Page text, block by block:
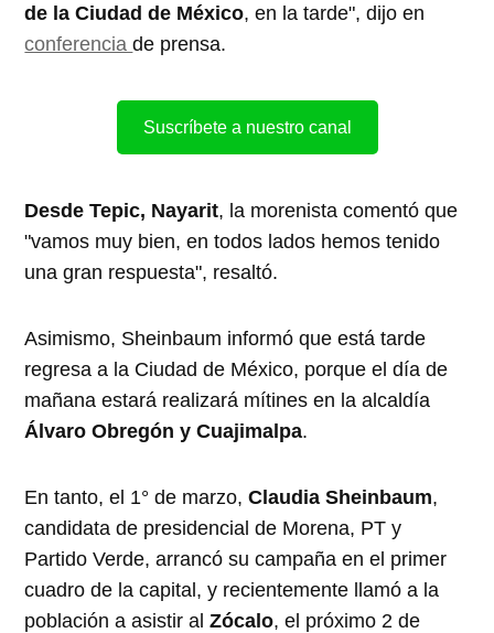
de la Ciudad de México, en la tarde", dijo en
conferenciade prensa.
Suscríbete a nuestro canal
Desde Tepic, Nayarit, la morenista comentó que
"vamos muy bien, en todos lados hemos tenido
una gran respuesta", resaltó.
Asimismo, Sheinbaum informó que está tarde
regresa a la Ciudad de México, porque el día de
mañana estará realizará mítines en la alcaldía
Álvaro Obregón y Cuajimalpa.
En tanto, el 1° de marzo,Claudia Sheinbaum,
candidata de presidencial de Morena, PT y
Partido Verde, arrancó su campaña en el primer
cuadro de la capital, y recientemente llamó a la
población a asistir alZócalo, el próximo 2 de